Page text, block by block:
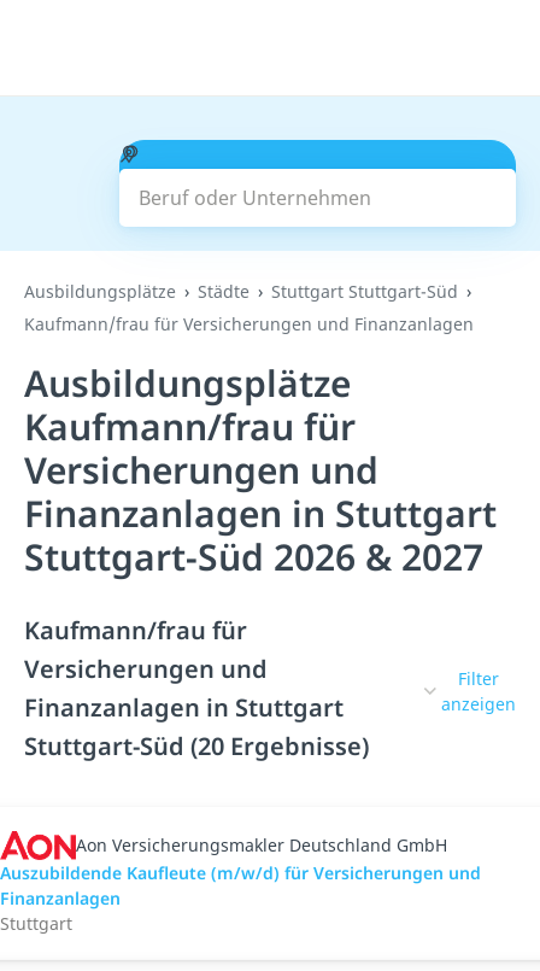
Beruf oder Unternehmen
Suchen
Ausbildungsplätze Städte
Stuttgart Stuttgart-Süd
Kaufmann/frau für Versicherungen und Finanzanlagen
Ausbildungsplätze
Kaufmann/frau für
Versicherungen und
Finanzanlagen in Stuttgart
Stuttgart-Süd 2026 & 2027
Kaufmann/frau für
Versicherungen und
Finanzanlagen in Stuttgart
Stuttgart-Süd (20 Ergebnisse)
Filter
anzeigen
Aon Versicherungsmakler Deutschland GmbH
Auszubildende Kaufleute (m/w/d) für Versicherungen und
Finanzanlagen
Stuttgart